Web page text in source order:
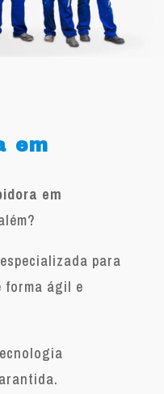
em
em
para
forma ágil e